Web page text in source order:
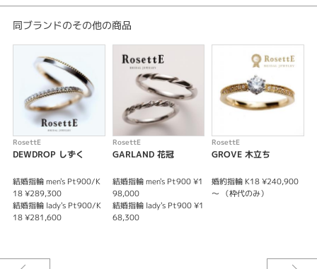
性別
メンズ
紹介文
RosettE MAGIC 魔法
「なにげないひとときも、ほんのちいさな出来事もふたりだとほら不思議、
世界の全てが輝き始める」というコンセプトを元に、おふたりが「互いに影
イメージしデザインされました。
ゴールドとシルバーのコンビリングで肌なじみの良い仕上がりとなっており
ます。自分だけの特別なリングをお探しの方にぴったりリングです。
マリッジリングは緩やかなカーブを描いたデザインとなっております。“何
※価格は税込みになります。
同ブランドのその他の商品
RosettE
DEWDROP しずく
結婚指輪 men's Pt900/K
18 ¥289,300
結婚指輪 lady's Pt900/K
18 ¥281,600
RosettE
GARLAND 花冠
結婚指輪 men's Pt900 ¥1
98,000
結婚指輪 lady's Pt900 ¥1
68,300
RosettE
GROVE 木立ち
婚約指輪 K18 ¥240,900
～ （枠代のみ）